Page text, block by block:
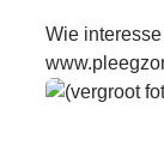
Wie